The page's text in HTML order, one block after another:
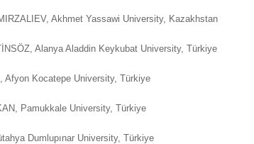
Akhmet Yassawi University, Kazakhstan
Alanya Aladdin Keykubat University, Türkiye
Afyon Kocatepe University, Türkiye
Pamukkale University, Türkiye
Dumlupınar University, Türkiye